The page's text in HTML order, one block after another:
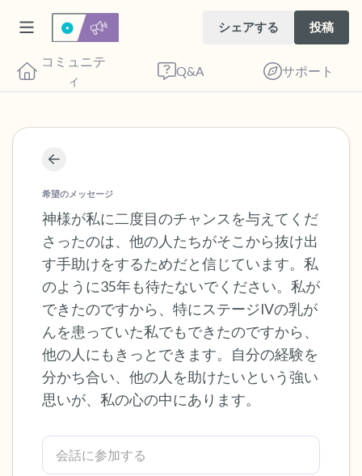
シェアする 投稿
コミュニテ
ィ
Q&A サポート
希望のメッセージ
神様が私に二度目のチャンスを与えてくだ
さったのは、他の人たちがそこから抜け出
す手助けをするためだと信じています。私
のように35年も待たないでください。私が
できたのですから、特にステージIVの乳が
んを患っていた私でもできたのですから、
他の人にもきっとできます。自分の経験を
分かち合い、他の人を助けたいという強い
思いが、私の心の中にあります。
座り心地の良い場所を見つけてください。
目を軽く閉じて、深呼吸を数回します。鼻
から息を吸い（3つ数え）、口から息を吐
きます（3つ数え）。さあ、目を開けて周
りを見回してください。以下のことを声に
出して言ってみてください。
見えるもの5つ（部屋の中と窓の外を見る
ことができます）
感じるもの4つ（目の前にあるもので触れ
聞こえるもの3つ